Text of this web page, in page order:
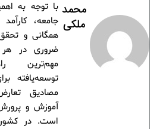
با توجه به
جامعه،
همگانی و
ضروری در
مهم‌ترین
توسعه‌یافته
مصادیق
آموزش و
است. در کشور
محمد
ملکی